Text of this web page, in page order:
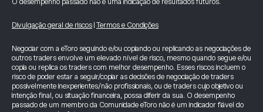
O desempenho passado não é uma indicação de resultados futuros.
Divulgação geral de riscos Termos e Condições
Negociar com a eToro seguindo e/ou copiando ou replicando as negociações de
outros traders envolve um elevado nível de risco, mesmo quando segue e/ou
copia ou replica os traders com melhor desempenho. Esses riscos incluem o
risco de poder estar a seguir/copiar as decisões de negociação de traders
possivelmente inexperientes/não profissionais, ou de traders cujo objetivo ou
intenção final, ou situação financeira, possa diferir da sua. O desempenho
passado de um membro da Comunidade eToro não é um indicador fiável do